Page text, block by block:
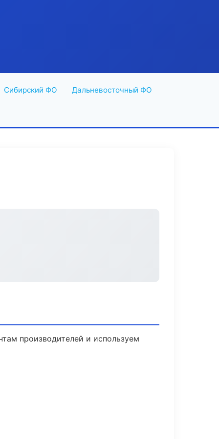
Сибирский ФО Дальневосточный ФО
производителей и используем